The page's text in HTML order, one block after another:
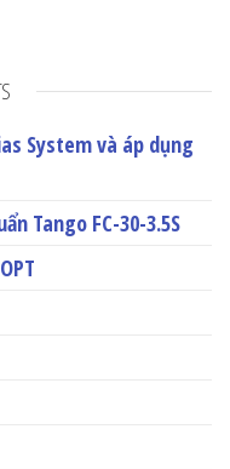
System và áp dụng
Tango FC-30-3.5S